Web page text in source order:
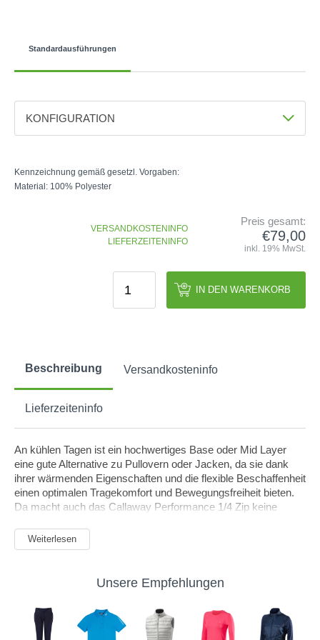
SCHUHE
BEKLEIDUNG
ZUBEHÖR
GOLFKURSE
EVENTS
Standardausführungen
KONFIGURATION
Kennzeichnung gemäß gesetzl. Vorgaben:
Material: 100% Polyester
VERSANDKOSTENINFO
LIEFERZEITENINFO
Preis gesamt:
€79,00
inkl. 19% MwSt.
IN DEN WARENKORB
Beschreibung Versandkosteninfo
Lieferzeiteninfo
An kühlen Tagen ist ein hochwertiges Base oder Mid Layer
eine gute Alternative zu Pullovern oder Jacken, da sie dank
ihrer wärmenden Eigenschaften und die flexible Beschaffenheit
einen optimalen Tragekomfort und Bewegungsfreiheit bieten.
Da macht auch das Callaway Performance 1/4 Zip keine
für die ungemütlichen Wetterlagen entwickelt und verspricht
daher einen hervorragenden Schutz vor den Elementen ohne
funktionale Material des Callaway Performance 1/4 Zip ist
wind- und wasserabweisend und gewährleistet darüber hinaus
eine hohe Atmungsaktivität.
So geraten Sie trotz der körperlichen Anstrengung nicht so
Weiterlesen
Unsere Empfehlungen